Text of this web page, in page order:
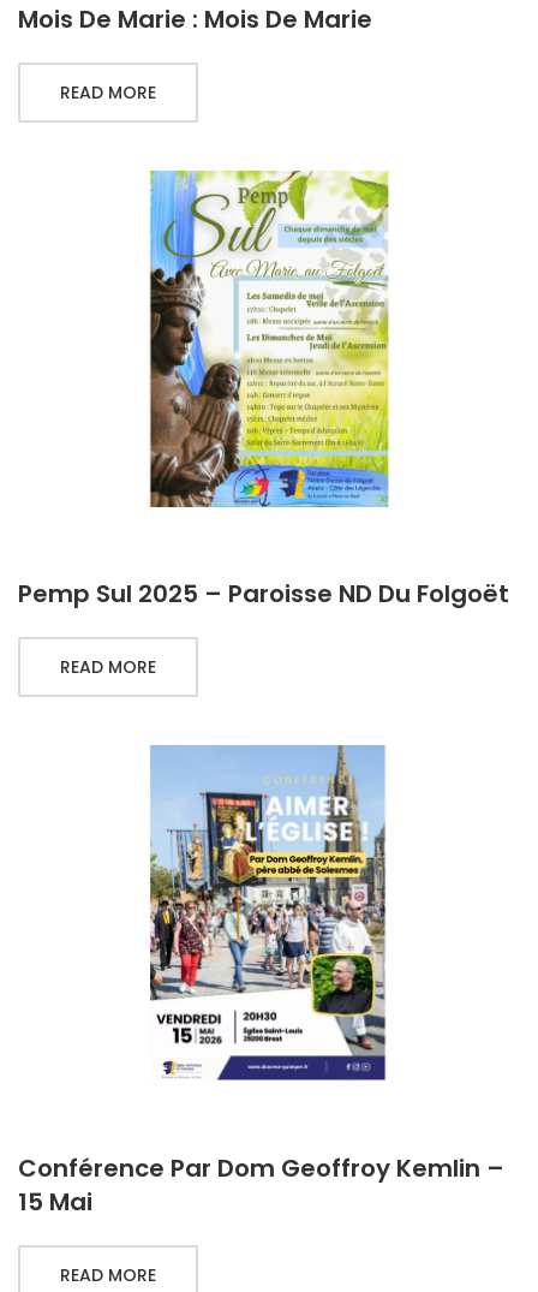
Mois De Marie : Mois De Marie
READ MORE
Pemp Sul 2025 – Paroisse ND Du Folgoët
READ MORE
Conférence Par Dom Geoffroy Kemlin –
15 Mai
READ MORE